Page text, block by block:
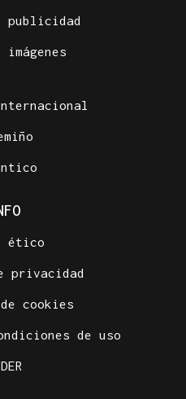
publicidad
imágenes
ético
privacidad
cookies
de uso